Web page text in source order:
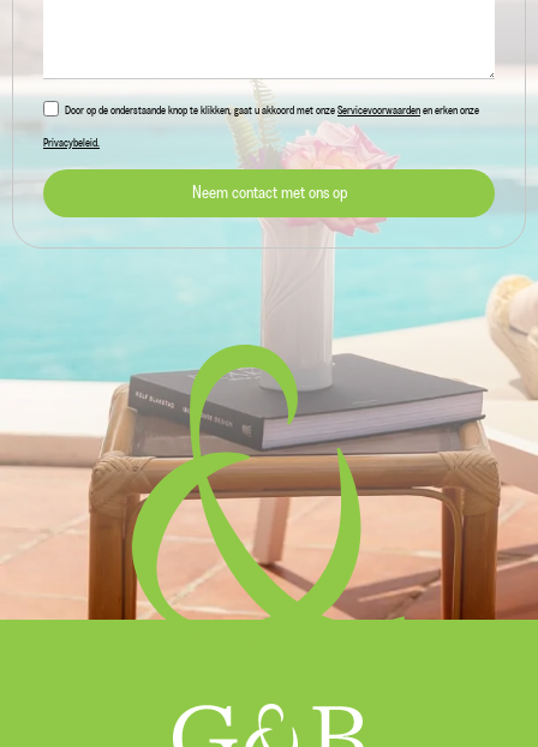
Door op de onderstaande knop te klikken, gaat u akkoord met onze Servicevoorwaarden en erken onze
Privacybeleid.
Neem contact met ons op